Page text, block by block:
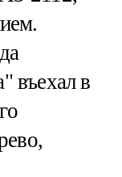
въехал в